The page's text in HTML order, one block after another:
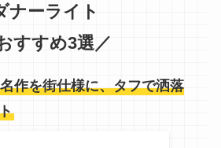
ナーライト
すすめ3選／
作を街仕様に、タフで洒落